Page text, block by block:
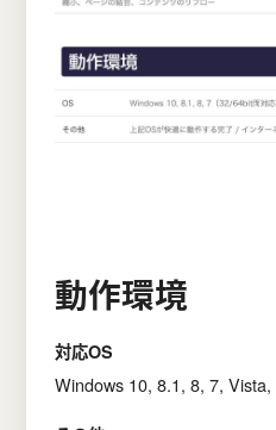
動作環境
対応OS
Windows 10, 8.1, 8, 7, Vista,